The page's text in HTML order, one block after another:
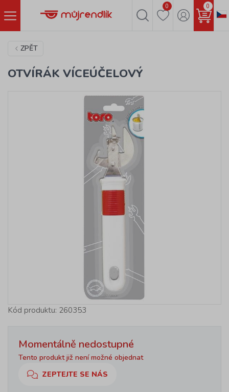
0 0
ZPĚT
OTVÍRÁK VÍCEÚČELOVÝ
Kód produktu: 260353
Momentálně nedostupné
Tento produkt již není možné objednat
ZEPTEJTE SE NÁS